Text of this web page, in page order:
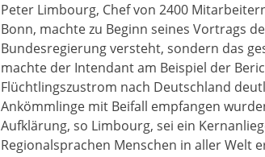
Peter Limbourg, Chef von 2400
Bonn, machte zu Beginn seines Vortrags
Bundesregierung versteht, sondern das
machte der Intendant am Beispiel der
Flüchtlingszustrom nach Deutschland
Ankömmlinge mit Beifall empfangen
Aufklärung, so Limbourg, sei ein
Regionalsprachen Menschen in aller Welt